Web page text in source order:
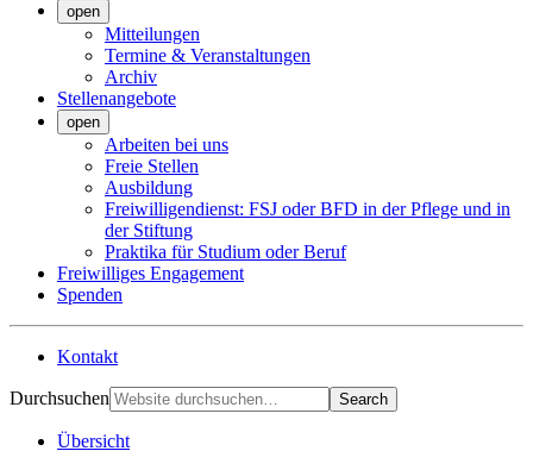
open
Mitteilungen
Termine & Veranstaltungen
Archiv
Stellenangebote
open
Arbeiten bei uns
Freie Stellen
Ausbildung
Freiwilligendienst: FSJ oder BFD in der Pflege und in
der Stiftung
Praktika für Studium oder Beruf
Freiwilliges Engagement
Spenden
Kontakt
Durchsuchen Search
Übersicht